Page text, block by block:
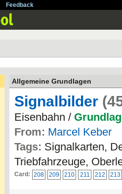
Feedback
Allgemeine Grundlagen
Signalbilder
Eisenbahn /
From: Marcel Keber
Tags: Signalkarten,
Triebfahrzeuge,
Card: 208 209 210 211 212 213